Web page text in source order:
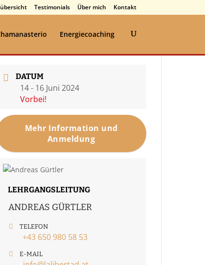
Testimonials Über mich Kontakt
Energiecoaching
DATUM
14 - 16 Juni 2024
Vorbei!
Mehr Information und
Anmeldung
LEHRGANGSLEITUNG
ANDREAS GÜRTLER
TELEFON
+43 650 980 58 53
E-MAIL